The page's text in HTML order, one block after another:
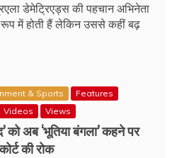
डेमेट्रिएड्स की पहचान अभिनेता
रूप में होती हैं लेकिन उससे कहीं बढ़
& Sports
Features
Videos Views
को अब ‘भूतिया बंगला’ कहने पर
की रोक